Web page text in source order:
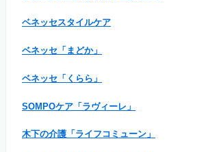
ベネッセスタイルケア
ベネッセ「まどか」
ベネッセ「くらら」
SOMPOケア「ラヴィーレ」
木下の介護「ライフコミューン」